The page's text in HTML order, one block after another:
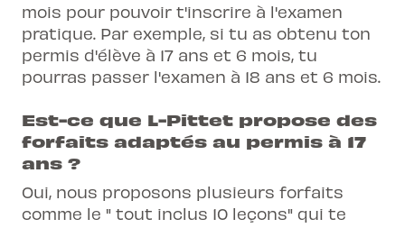
mois pour pouvoir t'inscrire à l'examen
pratique. Par exemple, si tu as obtenu ton
permis d'élève à 17 ans et 6 mois, tu
pourras passer l'examen à 18 ans et 6 mois.
Est-ce que L-Pittet propose des
forfaits adaptés au permis à 17
ans ?
Oui, nous proposons plusieurs forfaits
comme le " tout inclus 10 leçons" qui te